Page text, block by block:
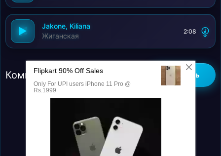
Jakone, Kiliana
Жиганская
2:08
Комментарии (0) Добавить